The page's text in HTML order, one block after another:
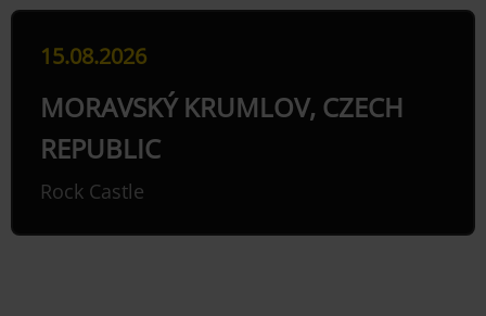
15.08.2026
MORAVSKÝ KRUMLOV, CZECH
REPUBLIC
Rock Castle